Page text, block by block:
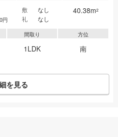
円
敷
なし
礼
なし
40.38m2
間取り
1LDK
方位
南
を見る